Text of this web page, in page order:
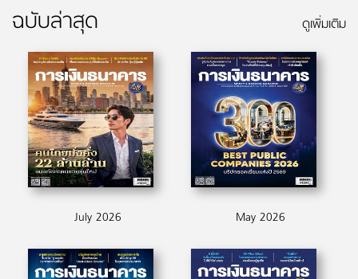
ฉบับล่าสุด ดูเพิ่มเติม
July 2026 May 2026